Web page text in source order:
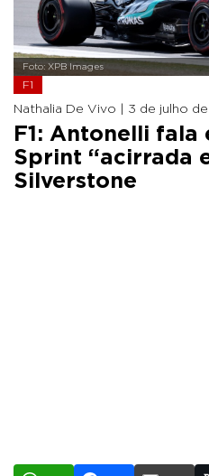
Foto: XPB Images
F1
Nathalia De Vivo | 3 de julho
F1: Antonelli fala
Sprint “acirrada
Silverstone